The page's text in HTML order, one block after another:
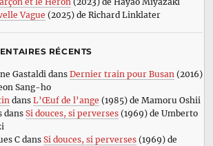
Vague (2025) de Richard Linklater
RÉCENTS
Gastaldi dans Dernier train pour Busan (2016)
Sang-ho
dans L’Œuf de l’ange (1985) de Mamoru Oshii
dans Si douces, si perverses(1969) de Umberto
Cdans Si douces, si perverses(1969) de